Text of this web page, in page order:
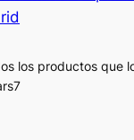
los productos que